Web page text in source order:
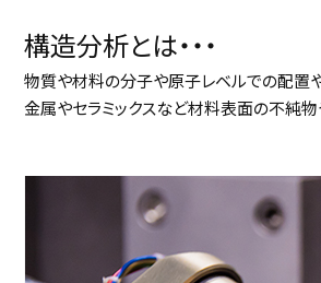
構造分析とは・・・
物質や材料の分子や原子レベルでの配置
金属やセラミックスなど材料表面の不純